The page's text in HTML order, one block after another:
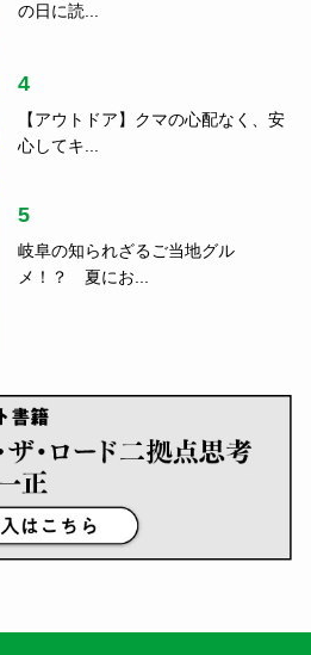
の日に読...
4
【アウトドア】クマの心配なく、安
心してキ...
5
岐阜の知られざるご当地グル
メ！？ 夏にお...